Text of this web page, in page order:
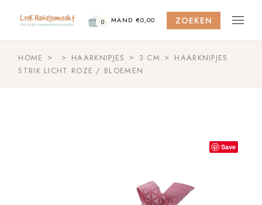
content
0 MAND €0,00 ZOEKEN
HOME HAARKNIPJES 3 CM
HAARKNIPJES
STRIK LICHT ROZE / BLOEMEN
Save